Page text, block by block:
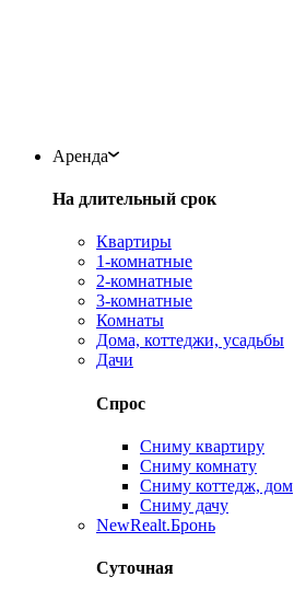
Аренда
На длительный срок
Квартиры
1-комнатные
2-комнатные
3-комнатные
Комнаты
Дома, коттеджи, усадьбы
Дачи
Спрос
Сниму квартиру
Сниму комнату
Сниму коттедж, дом
Сниму дачу
NewRealt.Бронь
Суточная